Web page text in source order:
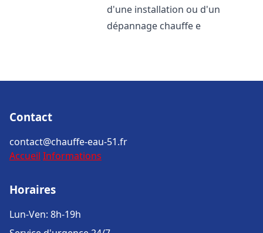
d'une installation ou d'un
dépannage chauffe e
Contact
contact@chauffe-eau-51.fr
Accueil Informations
Horaires
Lun-Ven: 8h-19h